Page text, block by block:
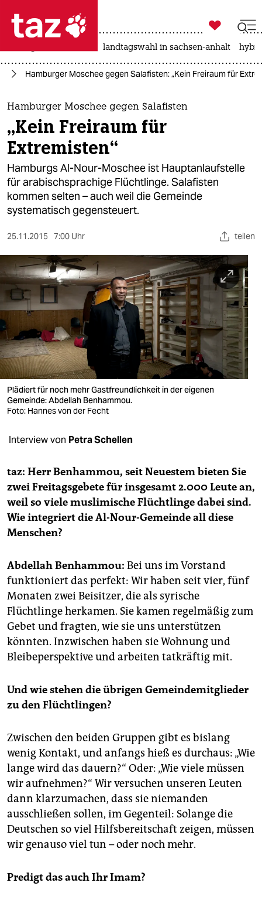
 taz zahl ich
taz zahl ich
themen
politik
öko
gesellschaft
kultur
sport
berlin
nord
wahrheit
verlag
verlag
veranstaltungen
shop
fragen & hilfe
genossenschaft
epaper login

taz zahl ich
landtagswahl in sachsen-anhalt
Hamburger Moschee gegen Salafisten: „Kein Freiraum für
Hamburger Moschee gegen Salafisten
„Kein Freiraum für
Extremisten“
Hamburgs Al-Nour-Moschee ist Hauptanlaufstelle
für arabischsprachige Flüchtlinge. Salafisten
kommen selten – auch weil die Gemeinde
systematisch gegensteuert.
25.11.2015 7:00 Uhr teilen
Plädiert für noch mehr Gastfreundlichkeit in der eigenen
Gemeinde: Abdellah Benhammou.
Foto: Hannes von der Fecht
Interview von Petra Schellen
taz: Herr Benhammou, seit Neuestem bieten Sie
zwei Freitagsgebete für insgesamt 2.000 Leute an,
weil so viele muslimische Flüchtlinge dabei sind.
Wie integriert die Al-Nour-Gemeinde all diese
Menschen?
Abdellah Benhammou: Bei uns im Vorstand
funktioniert das perfekt: Wir haben seit vier, fünf
Monaten zwei Beisitzer, die als syrische
Flüchtlinge herkamen. Sie kamen regelmäßig zum
Gebet und fragten, wie sie uns unterstützen
könnten. Inzwischen haben sie Wohnung und
Bleibeperspektive und arbeiten tatkräftig mit.
Und wie stehen die übrigen Gemeindemitglieder
zu den Flüchtlingen?
Zwischen den beiden Gruppen gibt es bislang
wenig Kontakt, und anfangs hieß es durchaus: „Wie
lange wird das dauern?“ Oder: „Wie viele müssen
wir aufnehmen?“ Wir versuchen unseren Leuten
dann klarzumachen, dass sie niemanden
ausschließen sollen, im Gegenteil: Solange die
Deutschen so viel Hilfsbereitschaft zeigen, müssen
wir genauso viel tun – oder noch mehr.
Predigt das auch Ihr Imam?